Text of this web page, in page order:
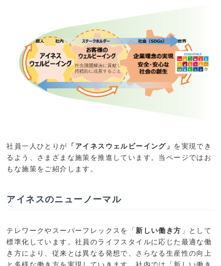
社員一人ひとりが 「アイネスウェルビーイング」 を実現でき
るよう、さまざまな施策を推進しています。当ページではお
もな施策をご紹介します。
アイネスのニューノーマル
テレワークやスーパーフレックスを「新しい働き方 」として
標準化しています。社員のライフスタイルに応じた最適な働
き方により、従来とは異なる発想で、さらなる生産性の向上